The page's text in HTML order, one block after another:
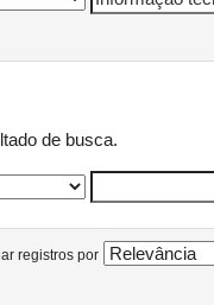
de busca.
registros por